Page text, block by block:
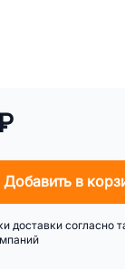
Добавить в
доставки согласно